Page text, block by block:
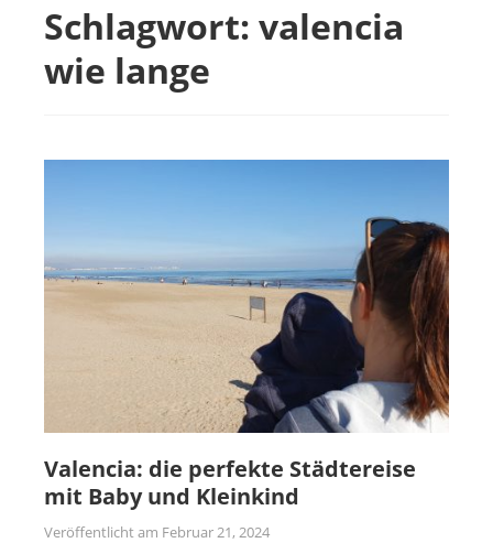
Schlagwort: valencia
wie lange
Valencia: die perfekte Städtereise
mit Baby und Kleinkind
Veröffentlicht am Februar 21, 2024